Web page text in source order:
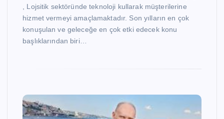
, Lojsitik sektöründe teknoloji kullarak müşterilerine
hizmet vermeyi amaçlamaktadır. Son yılların en çok
konuşulan ve geleceğe en çok etki edecek konu
başlıklarından biri…